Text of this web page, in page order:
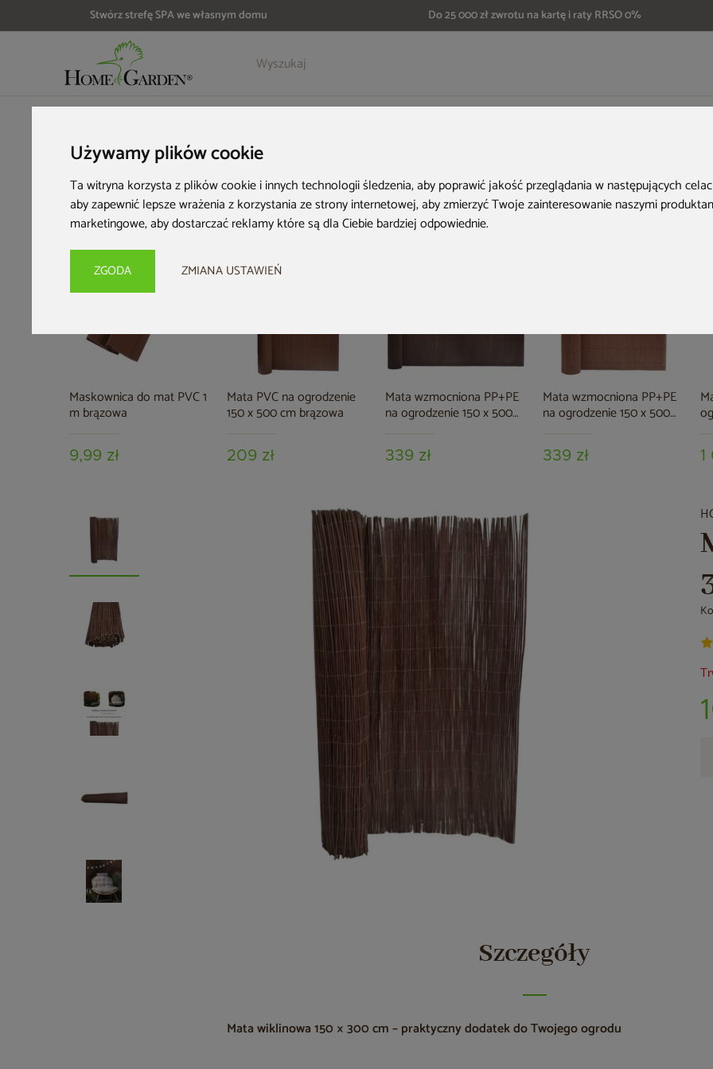
Używamy plików cookie
Ta witryna korzysta z plików cookie i innych technologii śledzenia, aby poprawić jakość przeglądania w następujących
aby zapewnić lepsze wrażenia z korzystania ze strony internetowej,aby zmierzyć Twoje zainteresowanie naszymi
marketingowe,aby dostarczać reklamy które są dla Ciebie bardziej odpowiednie.
ZGODA ZMIANA USTAWIEŃ
Stwórz strefę SPA we własnym domu Do 25 000 zł zwrotu na kartę i raty RRSO 0%
Szczegóły Opinie
Maskownica do mat PVC 1
m brązowa
9,99 zł
Mata PVC na ogrodzenie
150 x 500 cm brązowa
209 zł
Mata wzmocniona PP+PE
na ogrodzenie 150 x 500
339 zł
Mata wzmocniona PP+PE
na ogrodzenie 150 x 500
339 zł 1
Szczegóły
Mata wiklinowa 150 × 300 cm – praktyczny dodatek do Twojego ogrodu